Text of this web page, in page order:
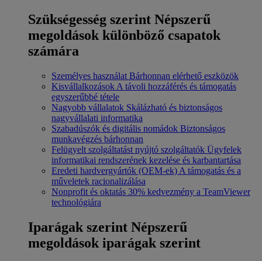
Szükségesség szerint Népszerű
megoldások különböző csapatok
számára
Személyes használat Bárhonnan elérhető eszközök
Kisvállalkozások A távoli hozzáférés és támogatás
egyszerűbbé tétele
Nagyobb vállalatok Skálázható és biztonságos
nagyvállalati informatika
Szabadúszók és digitális nomádok Biztonságos
munkavégzés bárhonnan
Felügyelt szolgáltatást nyújtó szolgáltatók Ügyfelek
informatikai rendszerének kezelése és karbantartása
Eredeti hardvergyártók (OEM-ek) A támogatás és a
műveletek racionalizálása
Nonprofit és oktatás 30% kedvezmény a TeamViewer
technológiára
Iparágak szerint Népszerű
megoldások iparágak szerint